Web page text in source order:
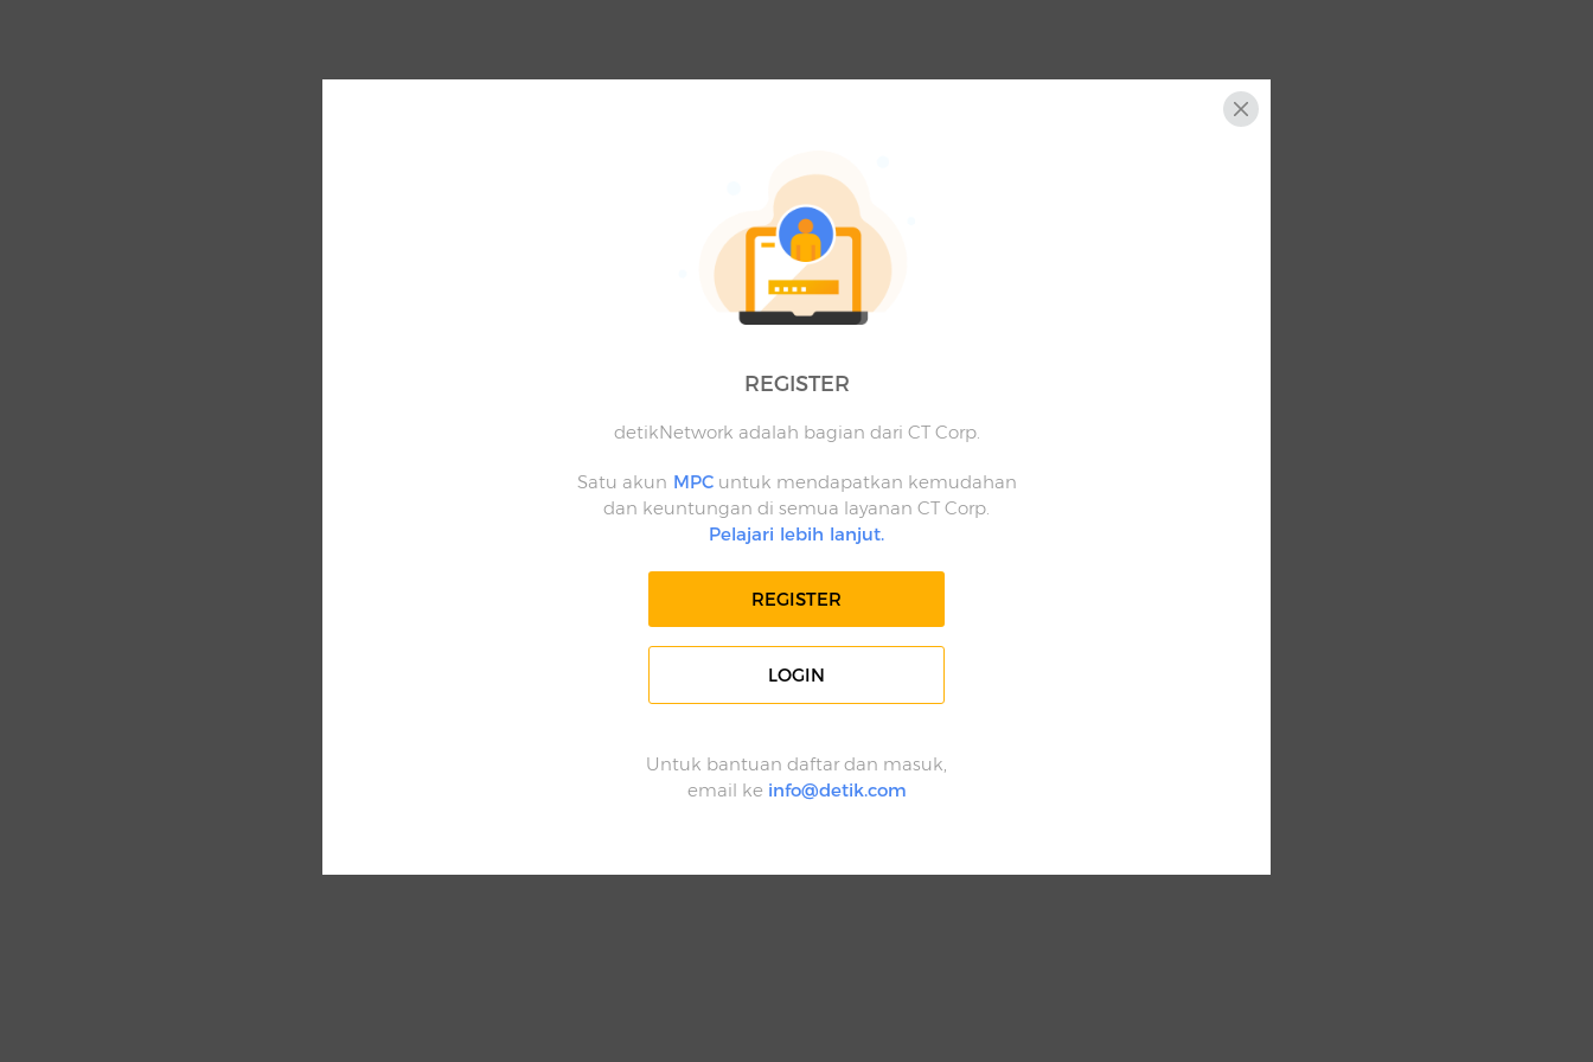
REGISTER
detikNetwork adalah bagian dari CT Corp.
Satu akun MPCuntuk mendapatkan kemudahan
dan keuntungan di semua layanan CT Corp.
Pelajari lebih lanjut.
REGISTER
LOGIN
Untuk bantuan daftar dan masuk,
email ke info@detik.com